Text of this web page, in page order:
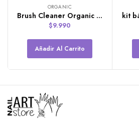
ORGANIC
Brush Cleaner Organic Nails
$9.990
Añadir Al Carrito